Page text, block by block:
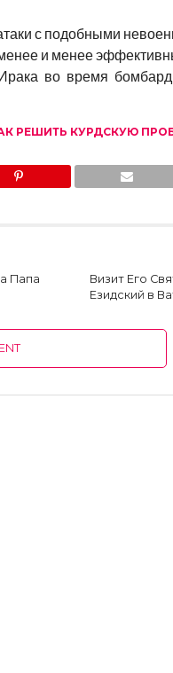
с подобными
и менее
во время
РЕШИТЬ КУРДСКУЮ
Папа
Визит Его
Езидский в